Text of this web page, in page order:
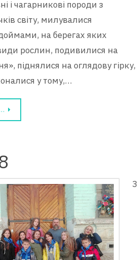
і чагарникові породи з
світу, милувалися
на берегах яких
види рослин, подивилися на
піднялися на оглядову гірку,
у тому,…
З